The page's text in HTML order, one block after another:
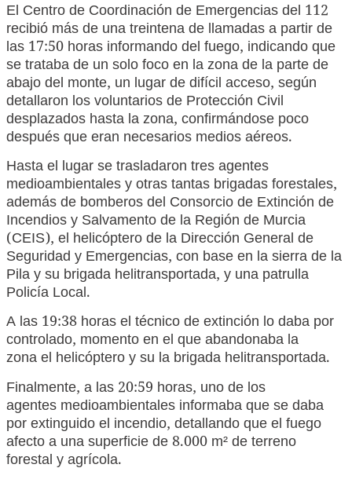
El Centro de Coordinación de Emergencias del 112
recibió más de una treintena de llamadas a partir de
las 17:50 horas informando del fuego, indicando que
se trataba de un solo foco en la zona de la parte de
abajo del monte, un lugar de difícil acceso, según
detallaron los voluntarios de Protección Civil
desplazados hasta la zona, confirmándose poco
después que eran necesarios medios aéreos.
Hasta el lugar se trasladaron tres agentes
medioambientales y otras tantas brigadas forestales,
además de bomberos del Consorcio de Extinción de
Incendios y Salvamento de la Región de Murcia
(CEIS), el helicóptero de la Dirección General de
Seguridad y Emergencias, con base en la sierra de la
Pila y su brigada helitransportada, y una patrulla
Policía Local.
A las 19:38 horas el técnico de extinción lo daba por
controlado, momento en el que abandonaba la
zona el helicóptero y su la brigada helitransportada.
Finalmente, a las 20:59 horas, uno de los
agentes medioambientales informaba que se daba
por extinguido el incendio, detallando que el fuego
afecto a una superficie de 8.000 m² de terreno
forestal y agrícola.